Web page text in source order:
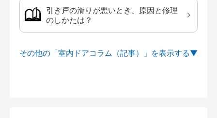
引き戸の滑りが悪いとき、原因と修理
のしかたは？
その他の「室内ドアコラム（記事）」を